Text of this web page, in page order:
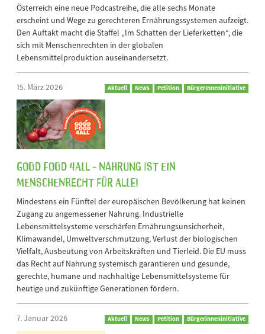
Österreich eine neue Podcastreihe, die alle sechs Monate
erscheint und Wege zu gerechteren Ernährungssystemen aufzeigt.
Den Auftakt macht die Staffel „Im Schatten der Lieferketten“, die
sich mit Menschenrechten in der globalen
Lebensmittelproduktion auseinandersetzt.
15. März 2026 Aktuell News Petition BürgerInneninitiative
Good Food 4All - Nahrung ist ein
Menschenrecht für alle!
Mindestens ein Fünftel der europäischen Bevölkerung hat keinen
Zugang zu angemessener Nahrung. Industrielle
Lebensmittelsysteme verschärfen Ernährungsunsicherheit,
Klimawandel, Umweltverschmutzung, Verlust der biologischen
Vielfalt, Ausbeutung von Arbeitskräften und Tierleid. Die EU muss
das Recht auf Nahrung systemisch garantieren und gesunde,
gerechte, humane und nachhaltige Lebensmittelsysteme für
heutige und zukünftige Generationen fördern.
7. Januar 2026 Aktuell News Petition Bürgerinneninitiative